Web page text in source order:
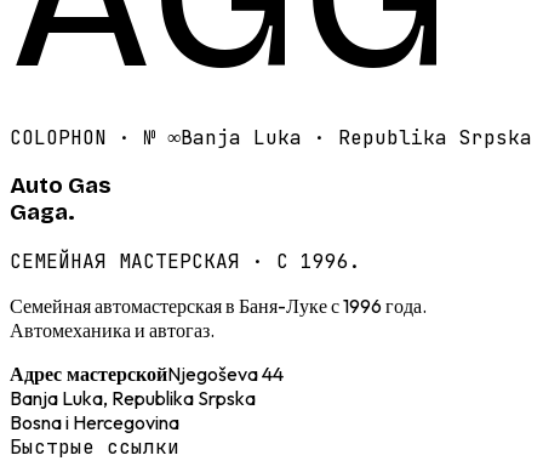
COLOPHON · № ∞Banja Luka · Republika Srpska
Auto Gas
Gaga.
СЕМЕЙНАЯ МАСТЕРСКАЯ · С 1996.
Семейная автомастерская в Баня-Луке с 1996 года.
Автомеханика и автогаз.
Адрес мастерскойNjegoševa 44
Banja Luka, Republika Srpska
Bosna i Hercegovina
Быстрые ссылки